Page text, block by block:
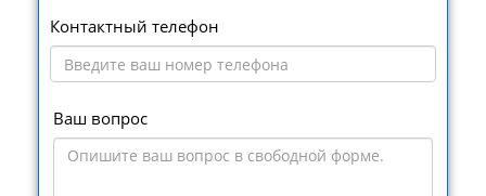
Контактный телефон
Ваш вопрос